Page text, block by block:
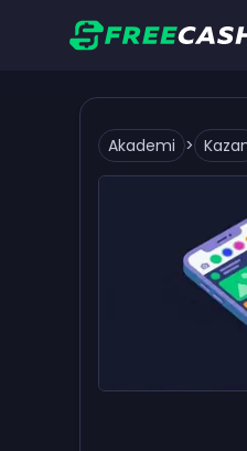
Akademi >